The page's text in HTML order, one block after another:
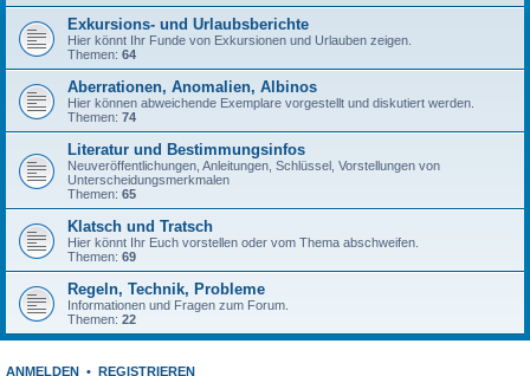
Exkursions- und Urlaubsberichte
Hier könnt Ihr Funde von Exkursionen und Urlauben zeigen.
Themen: 64
Aberrationen, Anomalien, Albinos
Hier können abweichende Exemplare vorgestellt und diskutiert werden.
Themen: 74
Literatur und Bestimmungsinfos
Neuveröffentlichungen, Anleitungen, Schlüssel, Vorstellungen von
Unterscheidungsmerkmalen
Themen: 65
Klatsch und Tratsch
Hier könnt Ihr Euch vorstellen oder vom Thema abschweifen.
Themen: 69
Regeln, Technik, Probleme
Informationen und Fragen zum Forum.
Themen: 22
ANMELDEN • REGISTRIEREN